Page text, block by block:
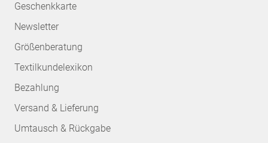
Geschenkkarte
Newsletter
Größenberatung
Textilkundelexikon
Bezahlung
Versand & Lieferung
Umtausch & Rückgabe